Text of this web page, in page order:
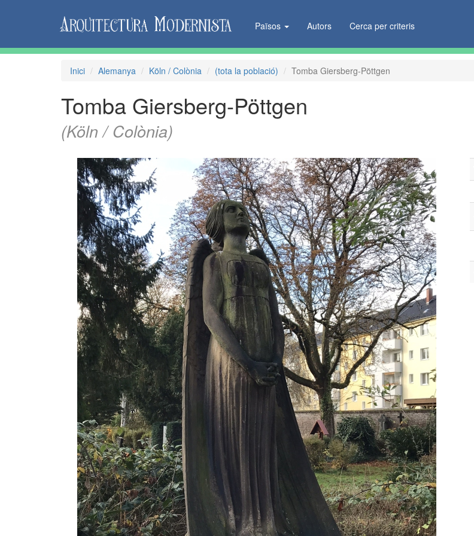
Països Autors Cerca per criteris
Inici Alemanya Köln / Colònia (tota la població) Tomba Giersberg-Pöttgen
Tomba Giersberg-Pöttgen
(Köln / Colònia)